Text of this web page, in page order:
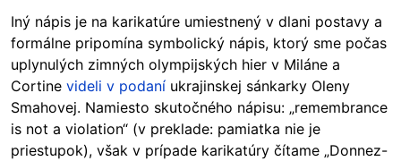
Iný nápis je na karikatúre umiestnený v dlani postavy a
formálne pripomína symbolický nápis, ktorý sme počas
uplynulých zimných olympijských hier v Miláne a
Cortine videli v podaní ukrajinskej sánkarky Oleny
Smahovej. Namiesto skutočného nápisu: „remembrance
is not a violation“ (v preklade: pamiatka nie je
priestupok), však v prípade karikatúry čítame „Donnez-